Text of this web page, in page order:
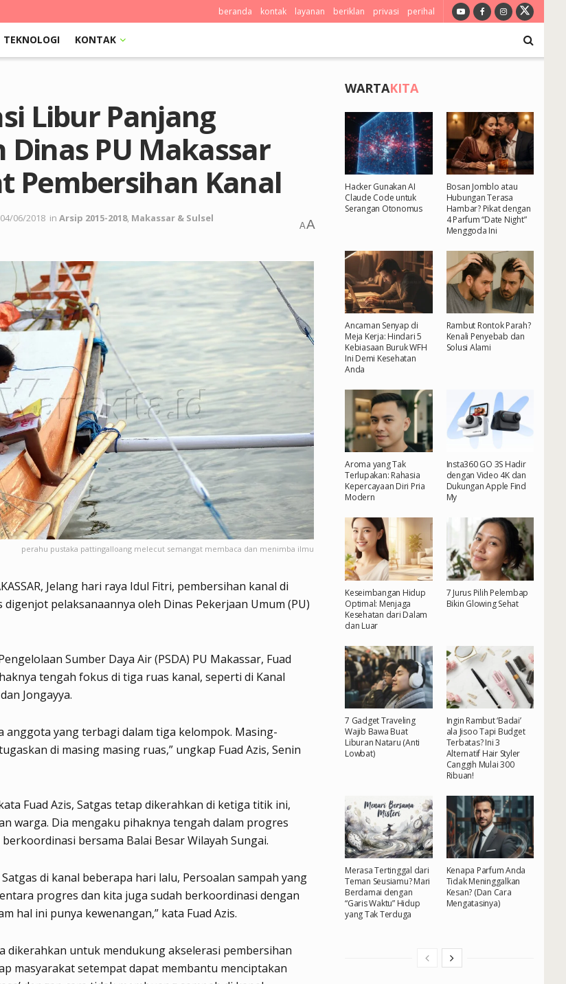
beranda kontak layanan beriklan privasi perihal
TEKNOLOGI KONTAK
Libur Panjang
Dinas PU Makassar
Pembersihan Kanal
04/06/2018 in Arsip 2015-2018, Makassar & Sulsel
AA
perahu pustaka pattingalloang melecut semangat membaca dan menimba ilmu
Jelang hari raya Idul Fitri, pembersihan kanal di
pelaksanaannya oleh Dinas Pekerjaan Umum (PU)
Sumber Daya Air (PSDA) PU Makassar, Fuad
tengah fokus di tiga ruas kanal, seperti di Kanal
Jongayya.
anggota yang terbagi dalam tiga kelompok. Masing-
di masing masing ruas,” ungkap Fuad Azis, Senin
Fuad Azis, Satgas tetap dikerahkan di ketiga titik ini,
warga. Dia mengaku pihaknya tengah dalam progres
bersama Balai Besar Wilayah Sungai.
di kanal beberapa hari lalu, Persoalan sampah yang
progres dan kita juga sudah berkoordinasi dengan
hal ini punya kewenangan,” kata Fuad Azis.
dikerahkan untuk mendukung akselerasi pembersihan
masyarakat setempat dapat membantu menciptakan
WARTAKITA
Hacker Gunakan AI
Claude Code untuk
Serangan Otonomus
Bosan Jomblo atau
Hubungan Terasa
Hambar? Pikat dengan
4 Parfum “Date Night”
Menggoda Ini
Ancaman Senyap di
Meja Kerja: Hindari 5
Kebiasaan Buruk WFH
Ini Demi Kesehatan
Anda
Rambut Rontok Parah?
Kenali Penyebab dan
Solusi Alami
Aroma yang Tak
Terlupakan: Rahasia
Kepercayaan Diri Pria
Modern
Insta360 GO 3S Hadir
dengan Video 4K dan
Dukungan Apple Find
My
Keseimbangan Hidup
Optimal: Menjaga
Kesehatan dari Dalam
dan Luar
7 Jurus Pilih Pelembap
Bikin Glowing Sehat
7 Gadget Traveling
Wajib Bawa Buat
Liburan Nataru (Anti
Lowbat)
Ingin Rambut ‘Badai’
ala Jisoo Tapi Budget
Terbatas? Ini 3
Alternatif Hair Styler
Canggih Mulai 300
Ribuan!
Merasa Tertinggal dari
Teman Seusiamu? Mari
Berdamai dengan
“Garis Waktu” Hidup
yang Tak Terduga
Kenapa Parfum Anda
Tidak Meninggalkan
Kesan? (Dan Cara
Mengatasinya)